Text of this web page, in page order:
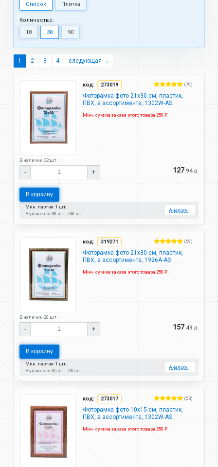
Список
Плитка
Количество:
18
30 90
1 2 3 4 следующая →
код: 273019 (79)
Фоторамка фото 21х30 см, пластик,
ПВХ, в ассортименте, 1302W-AS
Мин. сумма заказа этого товара 250 ₽.
В наличии 32 шт.
- + 127 .94 р.
В корзину
Мин. партия: 1 шт.
В упаковке:30 шт. 30 шт.
Аналоги↓
код: 319271 (59)
Фоторамка фото 21х30 см, пластик,
ПВХ, в ассортименте, 1926A-AS
Мин. сумма заказа этого товара 250 ₽.
В наличии 20 шт.
- + 157 .49 р.
В корзину
Мин. партия: 1 шт.
В упаковке:35 шт. 35 шт.
Аналоги↓
код: 273017 (53)
Фоторамка фото 10х15 см, пластик,
ПВХ, в ассортименте, 1302W-AS
Мин. сумма заказа этого товара 250 ₽.